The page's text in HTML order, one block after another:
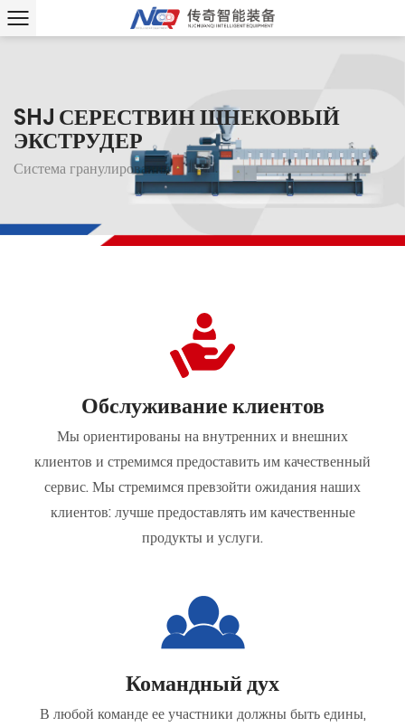
SHJ СЕРЕСТВИНШНЕКОВЫЙ
ЭКСТРУДЕР
Система гранулирования
SHJ СЕРЕСТВИНШНЕКОВЫЙ
ЭКСТРУДЕР
Система гранулирования
Обслуживание клиентов
Мы ориентированы на внутренних и внешних
клиентов и стремимся предоставить им качественный
сервис. Мы стремимся превзойти ожидания наших
клиентов: лучше предоставлять им качественные
продукты и услуги.
Командный дух
В любой команде ее участники должны быть едины,